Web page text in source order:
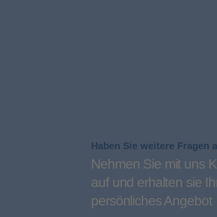
Haben Sie weitere Fragen
Nehmen Sie mit uns
auf und erhalten sie
persönliches Angebot